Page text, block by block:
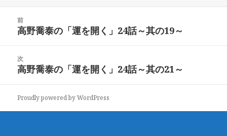
ン
前
前
投
稿:
高野喬泰の「運を開く」24話～其の19～
次
次
投
高野喬泰の「運を開く」24話～其の21～
Proudly powered by WordPress